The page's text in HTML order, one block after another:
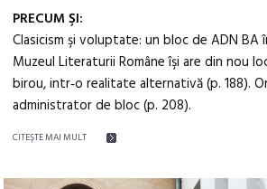
PRECUM ŞI:
Clasicism şi voluptate: un bloc de ADN BA
Muzeul Literaturii Române îşi are din nou
birou, intr‑o realitate alternativă (p. 188).
administrator de bloc (p. 208).
CITEŞTE MAI MULT